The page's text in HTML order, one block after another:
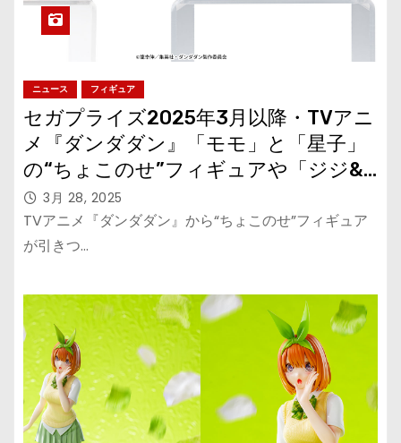
ニュース フィギュア
セガプライズ2025年3月以降・TVアニ
メ『ダンダダン』「モモ」と「星子」
の“ちょこのせ”フィギュアや「ジジ&
ターボババア（招き猫）」の“きゅるみ
ー”が登場
3月 28, 2025
TVアニメ『ダンダダン』から“ちょこのせ”フィギュア
が引きつ…